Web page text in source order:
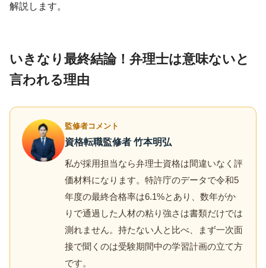
解説します。
いきなり最終結論！弁理士は意味ないと
言われる理由
監修者コメント
資格転職監修者 竹本明弘
私が採用担当なら弁理士資格は間違いなく評
価材料になります。特許庁のデータで令和5
年度の最終合格率は6.1%とあり、数年がか
りで通過した人材の粘り強さは書類だけでは
測れません。持たない人と比べ、まず一次面
接で聞くのは受験期間中の学習計画の立て方
です。